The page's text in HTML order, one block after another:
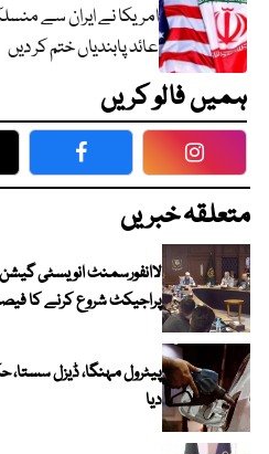
عائد پابندیاں ختم کر دیں
ہمیں فالو کریں
Facebook
متعلقہ خبریں
لاانفورسمنٹ انویسٹی
پراجیکٹ شروع کرنے کا
پیٹرول مہنگا، ڈیزل
دیا